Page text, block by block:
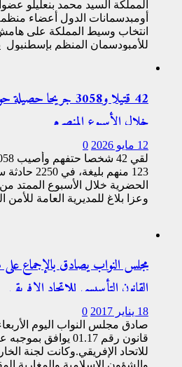
المملكة السيد محمد بنعليلو
أومبدسمانات الدول أعضاء
انتخاب وسيط المملكة على هامش
للأمبودسمان المنظم بإسطنبول
42 قتيلا و3058
خلال الأسبوع المنصرم
12 مايو 2026
0
123 منهم
وعزا بلاغ للمديرية العامة للأمن
مجلس النواب يصادق بالإجماع على
القانون التأسيسي للاتحاد الإفريقي
18 يناير 2017
0
صادق مجلس النواب اليوم
قانون رقم 01.17
للاتحاد الإفريقي.وكانت لجنة
والشؤون الاسلامية والمغاربة